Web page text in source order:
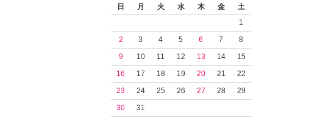
日
月 火 水 木 金
土
1
2
3 4 5 6 7
8
9
10 11 12 13 14
15
16
17 18 19 20 21
22
23
24 25 26 27 28
29
30
31